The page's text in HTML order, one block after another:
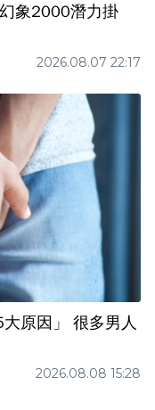
象2000潛力掛
2026.08.07 22:17
很多男人
2026.08.08 15:28